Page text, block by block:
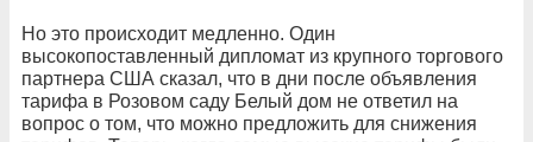
Но это происходит медленно. Один
высокопоставленный дипломат из крупного торгового
партнера США сказал, что в дни после объявления
тарифа в Розовом саду Белый дом не ответил на
вопрос о том, что можно предложить для снижения